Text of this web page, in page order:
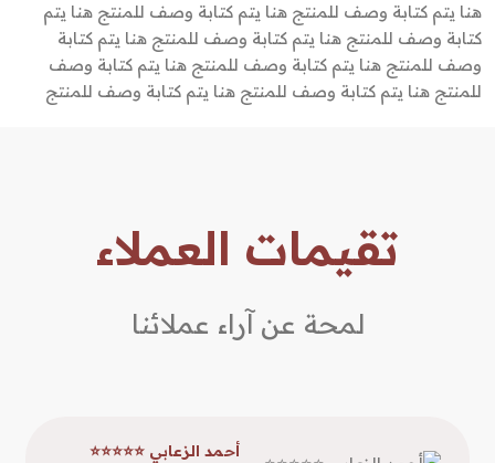
هنا يتم كتابة وصف للمنتج هنا يتم كتابة وصف للمنتج هنا يتم
كتابة وصف للمنتج هنا يتم كتابة وصف للمنتج هنا يتم كتابة
وصف للمنتج هنا يتم كتابة وصف للمنتج هنا يتم كتابة وصف
للمنتج هنا يتم كتابة وصف للمنتج هنا يتم كتابة وصف للمنتج
تقيمات العملاء
لمحة عن آراء عملائنا
أحمد الزعابي ⭐⭐⭐⭐⭐